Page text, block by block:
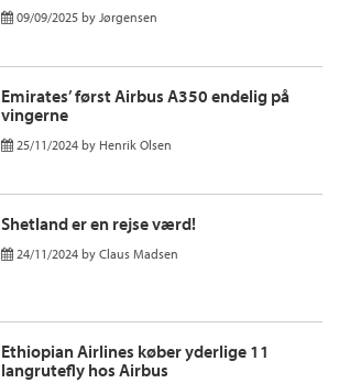
09/09/2025 by Jørgensen
Emirates’ først Airbus A350 endelig på
vingerne
25/11/2024 by Henrik Olsen
Shetland er en rejse værd!
24/11/2024 by Claus Madsen
Ethiopian Airlines køber yderlige 11
langrutefly hos Airbus